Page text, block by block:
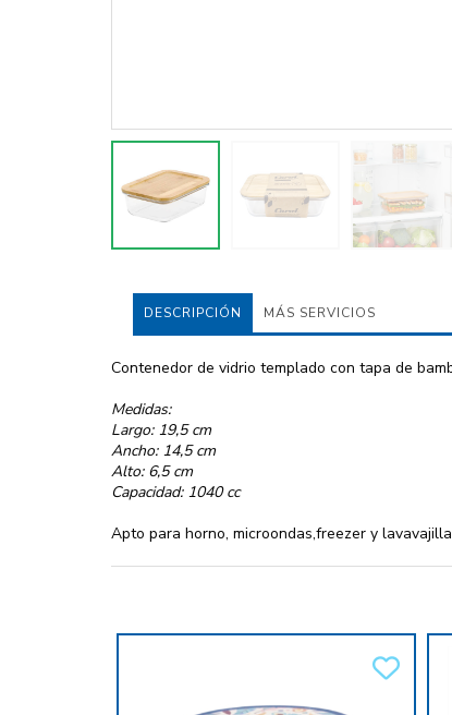
DESCRIPCIÓN MÁS SERVICIOS
Contenedor de vidrio templado con tapa de
Medidas:
Largo: 19,5 cm
Ancho: 14,5 cm
Alto: 6,5 cm
Capacidad: 1040 cc
Apto para horno, microondas,freezer y